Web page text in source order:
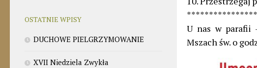
U nas w parafii
Mszach św. o
OSTATNIE WPISY
DUCHOWE PIELGRZYMOWANIE
XVII Niedziela Zwykła